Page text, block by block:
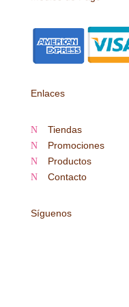
Enlaces
N Tiendas
N Promociones
N Productos
N Contacto
Síguenos